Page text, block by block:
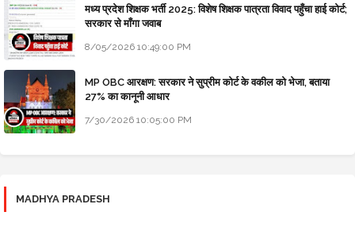
मध्य प्रदेश शिक्षक भर्ती 2025: विशेष शिक्षक पात्रता विवाद पहुँचा हाई कोर्ट;
सरकार से माँगा जवाब
8/05/2026 10:49:00 PM
MP OBC आरक्षण: सरकार ने सुप्रीम कोर्ट के वकील को भेजा, बताया
27% का कानूनी आधार
7/30/2026 10:05:00 PM
MADHYA PRADESH